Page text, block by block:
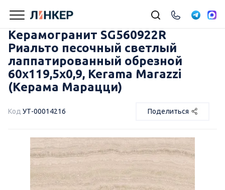
Керамогранит SG560922R
Риальто песочный светлый
лаппатированный обрезной
60x119,5x0,9, Kerama Marazzi
(Керама Марацци)
Код УТ-00014216 Поделиться